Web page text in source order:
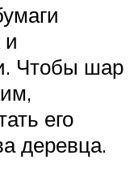
Чтобы шар
его
деревца.